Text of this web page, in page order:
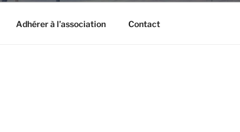
Adhérer à l’association Contact